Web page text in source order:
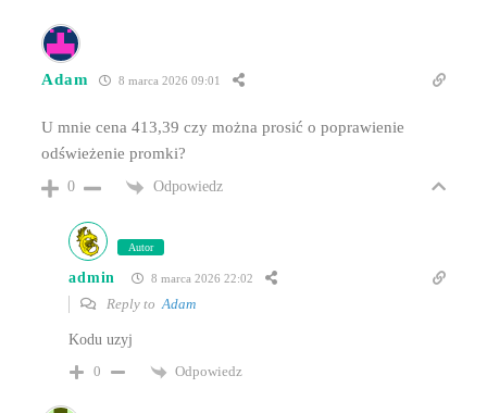
Adam 8 marca 2026 09:01
U mnie cena 413,39 czy można prosić o poprawienie
odświeżenie promki?
0 Odpowiedz
Autor
admin 8 marca 2026 22:02
Reply toAdam
Kodu uzyj
0
Odpowiedz